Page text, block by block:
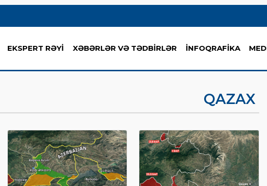
EKSPERT RƏYİ XƏBƏRLƏR VƏ TƏDBİRLƏR İNFOQRAFİKA
QAZAX